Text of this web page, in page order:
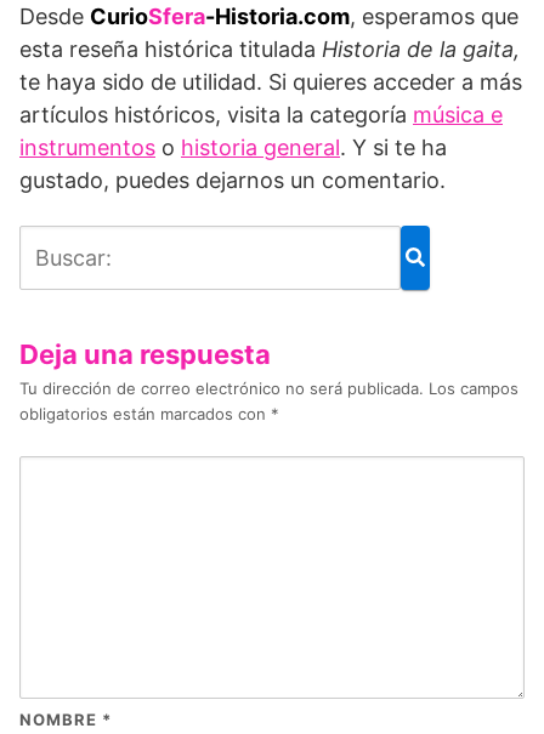
Desde CurioSfera-Historia.com, esperamos que
esta reseña histórica titulada Historia de la gaita,
te haya sido de utilidad. Si quieres acceder a más
artículos históricos, visita la categoría música e
instrumentos o historia general. Y si te ha
gustado, puedes dejarnos un comentario.
Deja una respuesta
Tu dirección de correo electrónico no será publicada. Los campos
obligatorios están marcados con *
NOMBRE *